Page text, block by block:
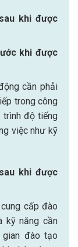
khi được
khi được
cần phải
trong công
trình độ tiếng
việc như kỹ
khi được
cấp đào
kỹ năng cần
đào tạo